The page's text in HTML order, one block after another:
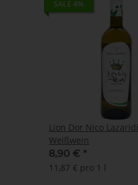
SALE 4%
Lion Dor Nico Lazaridi (750 ml)
Weißwein
8,90 € *
11,87 € pro 1 l